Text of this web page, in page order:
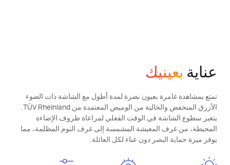
عناية بعينيك
تمتع بمشاهدة غامرة بعيون نضرة لمدة أطول مع الشاشة ذات الضوء
الأزرق المنخفض والخالية من الوميض المعتمدة من TÜV Rheinland.
يتغير سطوع الشاشة في الوقت الفعلي لمراعاة ظروف الإضاءة
المحيطة، من غرف المعيشة المشمسة إلى غرف النوم المظلمة، مما
يوفر ميزة حماية البصر دون عناء لكل العائلة.